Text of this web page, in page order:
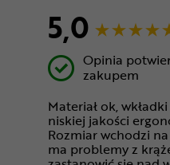
5,0
Opinia
zakupem
Materiał ok,
niskiej jakości
Rozmiar wchodzi
ma problemy z